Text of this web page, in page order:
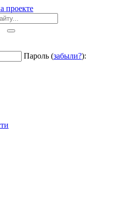
проекте
Пароль (забыли?):